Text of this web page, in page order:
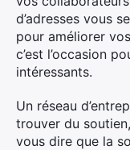
d’adresses vous
pour améliorer
c’est l’occasion
intéressants.
Un réseau
trouver du
vous dire que la